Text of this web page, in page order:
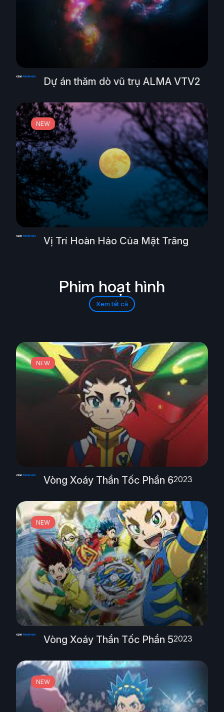
Dự án thăm dò vũ trụ ALMA VTV2
NEW
Vị Trí Hoàn Hảo Của Mặt Trăng
Phim hoạt hình
Xem tất cả
NEW
Vòng Xoáy Thần Tốc Phần 62023
NEW
Vòng Xoáy Thần Tốc Phần 52023
NEW